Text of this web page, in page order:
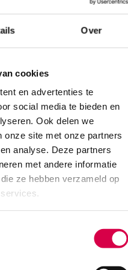
Over
cookies
en advertenties te
social media te bieden en
Ook delen we
onze site met onze partners
analyse. Deze partners
met andere informatie
ze hebben verzameld op
zijn functionele
en de huid. Mepitel is
wonden, zoals
gedeeltelijke en volledige
en arteriële ulcera.
een beschermlaag op niet-
huid en blootliggende
kunt u, indien dit aan de orde
doordringt naar de wond.